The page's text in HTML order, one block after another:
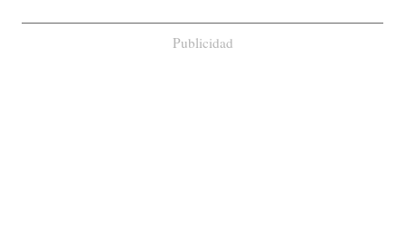
Publicidad